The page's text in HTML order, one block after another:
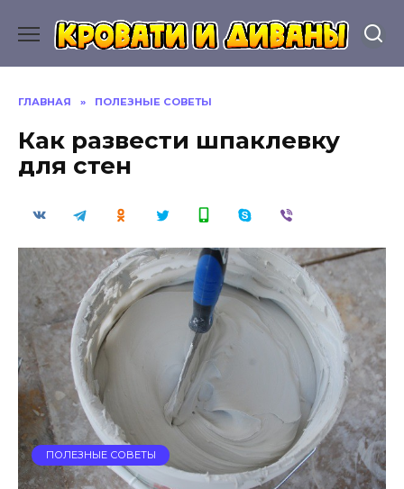
содержанию
ГЛАВНАЯ » ПОЛЕЗНЫЕ СОВЕТЫ
Как развести шпаклевку
для стен
ПОЛЕЗНЫЕ СОВЕТЫ